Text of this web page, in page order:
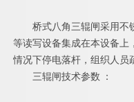
桥式八角三辊闸采用不
等读写设备集成在本设备上
情况下停电落杆，组织人员
三辊闸技术参数 ：